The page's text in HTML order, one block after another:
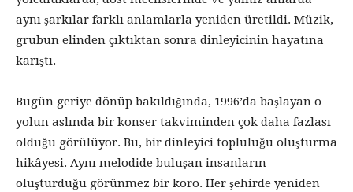
aynı şarkılar farklı anlamlarla yeniden üretildi. Müzik,
grubun elinden çıktıktan sonra dinleyicinin hayatına
karıştı.
Bugün geriye dönüp bakıldığında, 1996’da başlayan o
yolun aslında bir konser takviminden çok daha fazlası
olduğu görülüyor. Bu, bir dinleyici topluluğu oluşturma
hikâyesi. Aynı melodide buluşan insanların
oluşturduğu görünmez bir koro. Her şehirde yeniden